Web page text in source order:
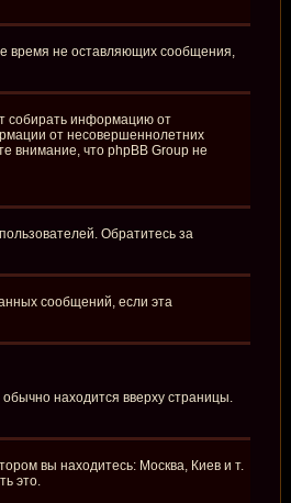
время не оставляющих сообщения,
собирать информацию от
от несовершеннолетних
внимание, что phpBB Group не
Обратитесь за
сообщений, если эта
обычно находится вверху страницы.
вы находитесь: Москва, Киев и т.
это.